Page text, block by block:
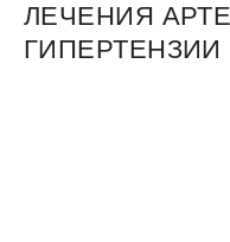
ЛЕЧЕНИЯ
ГИПЕРТЕНЗИИ